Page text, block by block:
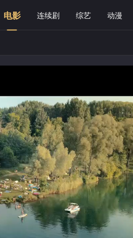
电影 连续剧 综艺 动漫